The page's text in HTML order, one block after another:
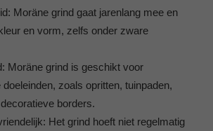
Moräne grind gaat jarenlang mee en
en vorm, zelfs onder zware
Moräne grind is geschikt voor
zoals opritten, tuinpaden,
borders.
Het grind hoeft niet regelmatig